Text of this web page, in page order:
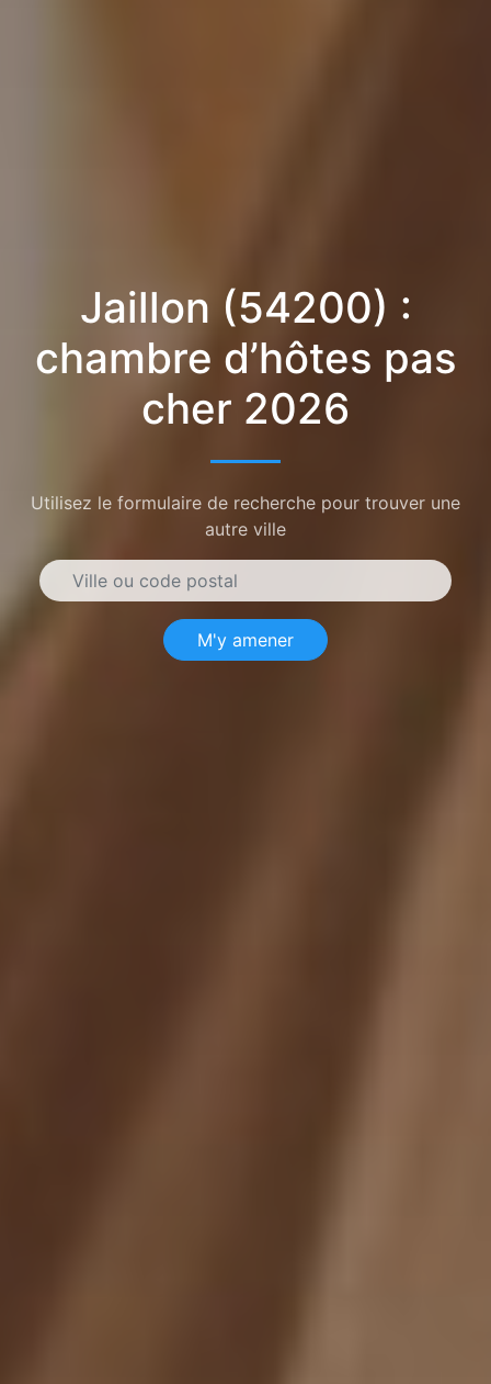
Jaillon (54200) :
chambre d’hôtes pas
cher 2026
Utilisez le formulaire de recherche pour trouver une
autre ville
M'y amener